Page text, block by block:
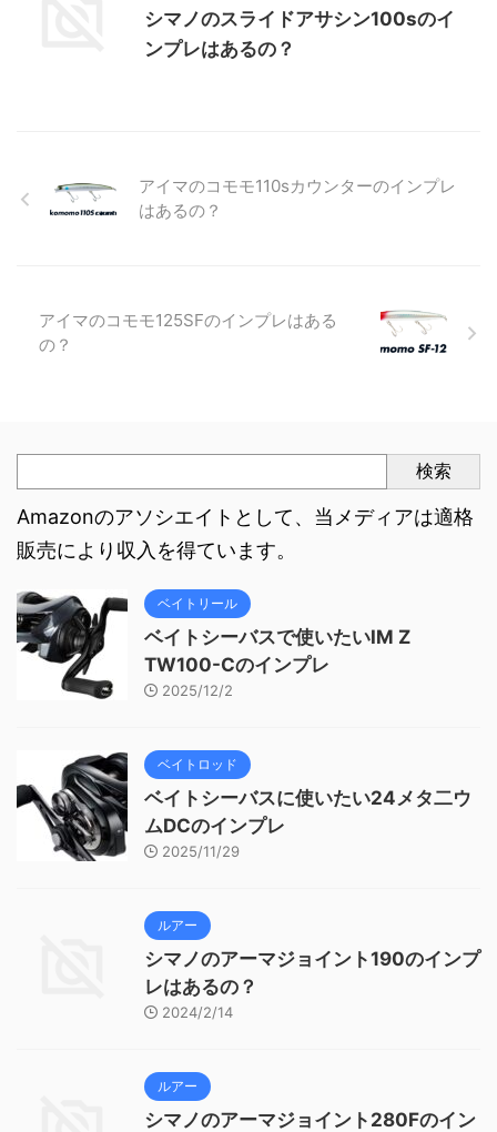
シマノのスライドアサシン100sのイ
ンプレはあるの？
アイマのコモモ110sカウンターのインプレ
はあるの？
アイマのコモモ125SFのインプレはある
の？
検索
Amazonのアソシエイトとして、当メディアは適格
販売により収入を得ています。
ベイトリール
ベイトシーバスで使いたいIM Z
TW100-Cのインプレ
2025/12/2
ベイトロッド
ベイトシーバスに使いたい24メタ二ウ
ムDCのインプレ
2025/11/29
ルアー
シマノのアーマジョイント190のインプ
レはあるの？
2024/2/14
ルアー
シマノのアーマジョイント280Fのイン